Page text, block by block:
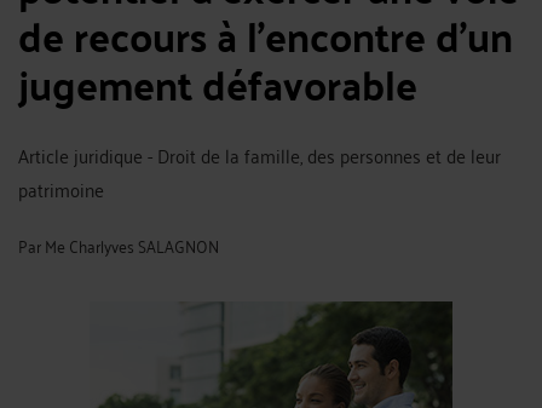
de recours à l’encontre d’un
jugement défavorable
Article juridique - Droit de la famille, des personnes et de leur
patrimoine
ParMe Charlyves SALAGNON